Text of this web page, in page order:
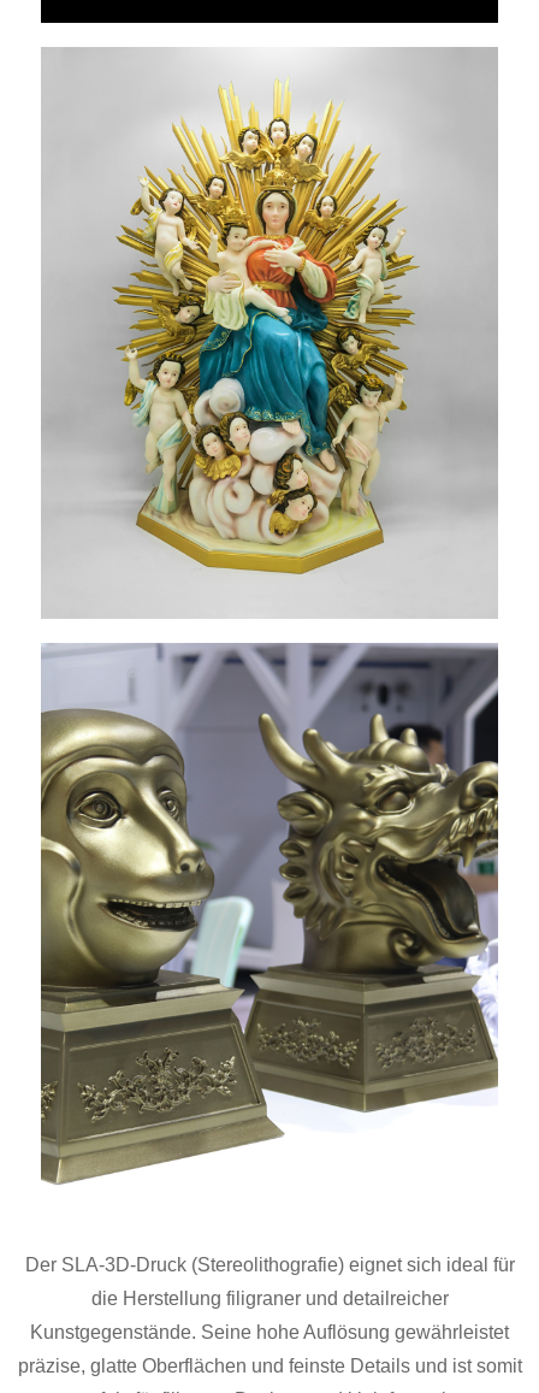
Der SLA-3D-Druck (Stereolithografie) eignet sich ideal für
die Herstellung filigraner und detailreicher
Kunstgegenstände. Seine hohe Auflösung gewährleistet
präzise, ​​glatte Oberflächen und feinste Details und ist somit